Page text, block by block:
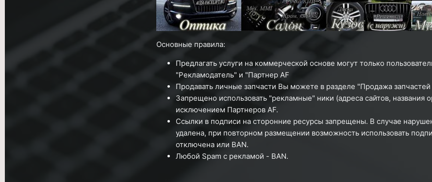
Основные правила:
Предлагать услуги на коммерческой основе могут только
"Рекламодатель" и "Партнер AF
Продавать личные запчасти Вы можете в разделе "Продажа запчастей
Запрещено использовать "рекламные" ники (адреса сайтов, названия
исключением Партнеров AF.
Ссылки в подписи на сторонние ресурсы запрещены. В случае
удалена, при повторном размещении возможность использовать
отключена или BAN.
Любой Spam с рекламой - BAN.